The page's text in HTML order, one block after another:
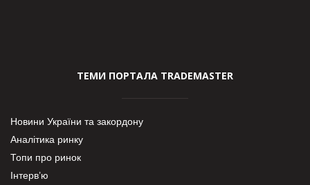
ТЕМИ ПОРТАЛА TRADEMASTER
Новини України та закордону
Аналітика ринку
Топи про ринок
Інтерв’ю